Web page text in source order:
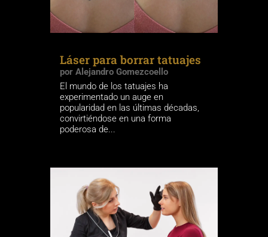
Láser para borrar tatuajes
por Alejandro Gomezcoello
El mundo de los tatuajes ha
experimentado un auge en
popularidad en las últimas décadas,
convirtiéndose en una forma
poderosa de...